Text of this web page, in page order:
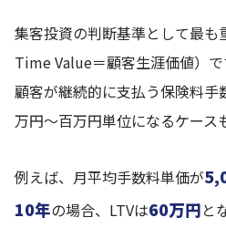
集客投資の判断基準として最
Time Value＝顧客生涯価値）
顧客が継続的に支払う保険料
万円〜百万円単位になるケース
例えば、月平均手数料単価が
10年の場合、LTVは60万円と